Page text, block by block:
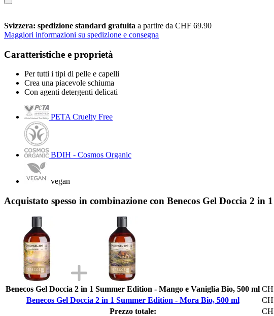
Svizzera: spedizione standard gratuita a partire da CHF 69.90
Maggiori informazioni su spedizione e consegna
Caratteristiche e proprietà
Per tutti i tipi di pelle e capelli
Crea una piacevole schiuma
Con agenti detergenti delicati
PETA Cruelty Free
BDIH - Cosmos Organic
vegan
Acquistato spesso in combinazione con Benecos Gel Doccia 2
Benecos Gel Doccia 2 in 1 Summer Edition - Mango e Vaniglia Bio, 500 ml
Benecos Gel Doccia 2 in 1 Summer Edition - Mora Bio, 500 ml
Prezzo totale: